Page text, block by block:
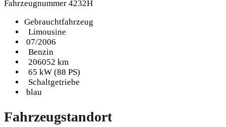
Fahrzeugnummer 4232H
Gebrauchtfahrzeug
Limousine
07/2006
Benzin
206052 km
65 kW (88 PS)
Schaltgetriebe
blau
Fahrzeugstandort